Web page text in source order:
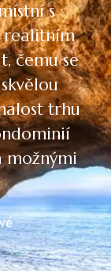
s
realitním
čemu se
trhu
možnými